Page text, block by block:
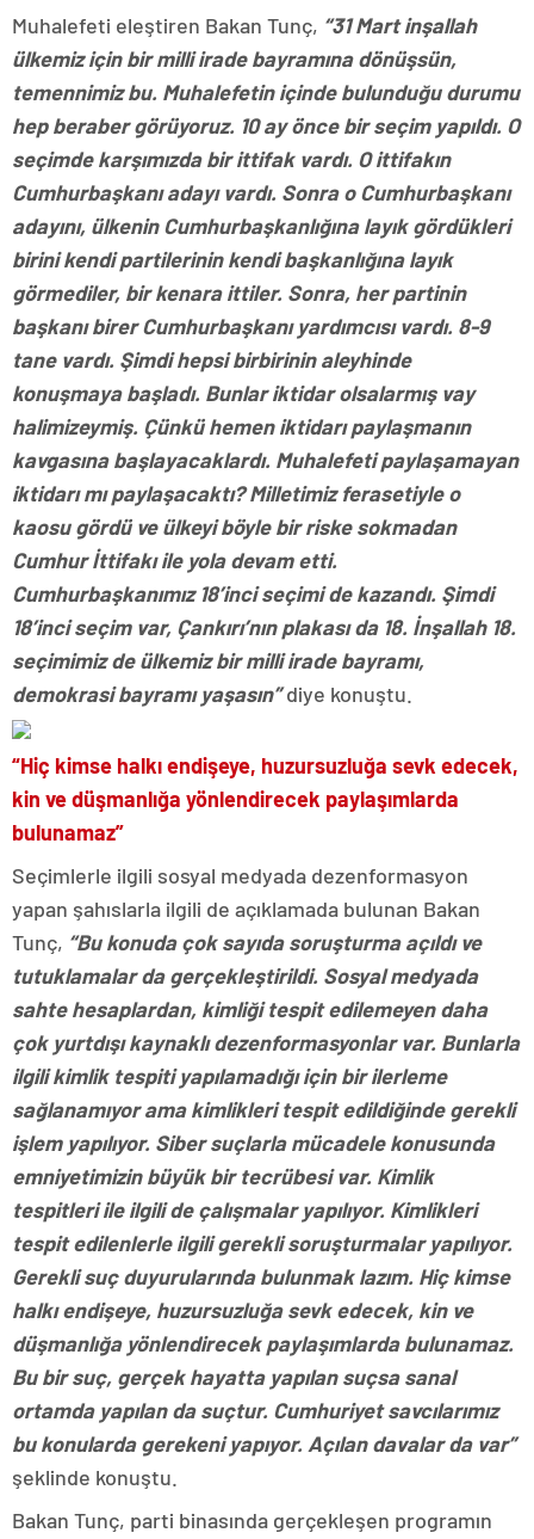
Muhalefeti eleştiren Bakan Tunç, “31 Mart inşallah
ülkemiz için bir milli irade bayramına dönüşsün,
temennimiz bu. Muhalefetin içinde bulunduğu durumu
hep beraber görüyoruz. 10 ay önce bir seçim yapıldı. O
seçimde karşımızda bir ittifak vardı. O ittifakın
Cumhurbaşkanı adayı vardı. Sonra o Cumhurbaşkanı
adayını, ülkenin Cumhurbaşkanlığına layık gördükleri
birini kendi partilerinin kendi başkanlığına layık
görmediler, bir kenara ittiler. Sonra, her partinin
başkanı birer Cumhurbaşkanı yardımcısı vardı. 8-9
tane vardı. Şimdi hepsi birbirinin aleyhinde
konuşmaya başladı. Bunlar iktidar olsalarmış vay
halimizeymiş. Çünkü hemen iktidarı paylaşmanın
kavgasına başlayacaklardı. Muhalefeti paylaşamayan
iktidarı mı paylaşacaktı? Milletimiz ferasetiyle o
kaosu gördü ve ülkeyi böyle bir riske sokmadan
Cumhur İttifakı ile yola devam etti.
Cumhurbaşkanımız 18’inci seçimi de kazandı. Şimdi
18’inci seçim var, Çankırı’nın plakası da 18. İnşallah 18.
seçimimiz de ülkemiz bir milli irade bayramı,
demokrasi bayramı yaşasın”diye konuştu.
“Hiç kimse halkı endişeye, huzursuzluğa sevk edecek,
kin ve düşmanlığa yönlendirecek paylaşımlarda
bulunamaz”
Seçimlerle ilgili sosyal medyada dezenformasyon
yapan şahıslarla ilgili de açıklamada bulunan Bakan
Tunç, “Bu konuda çok sayıda soruşturma açıldı ve
tutuklamalar da gerçekleştirildi. Sosyal medyada
sahte hesaplardan, kimliği tespit edilemeyen daha
çok yurtdışı kaynaklı dezenformasyonlar var. Bunlarla
ilgili kimlik tespiti yapılamadığı için bir ilerleme
sağlanamıyor ama kimlikleri tespit edildiğinde gerekli
işlem yapılıyor. Siber suçlarla mücadele konusunda
emniyetimizin büyük bir tecrübesi var. Kimlik
tespitleri ile ilgili de çalışmalar yapılıyor. Kimlikleri
tespit edilenlerle ilgili gerekli soruşturmalar yapılıyor.
Gerekli suç duyurularında bulunmak lazım. Hiç kimse
halkı endişeye, huzursuzluğa sevk edecek, kin ve
düşmanlığa yönlendirecek paylaşımlarda bulunamaz.
Bu bir suç, gerçek hayatta yapılan suçsa sanal
ortamda yapılan da suçtur. Cumhuriyet savcılarımız
bu konularda gerekeni yapıyor. Açılan davalar da var”
şeklinde konuştu.
Bakan Tunç, parti binasında gerçekleşen programın